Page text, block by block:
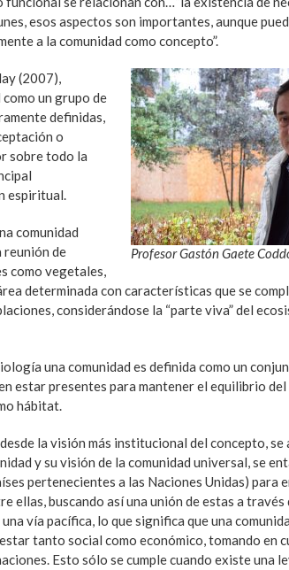
esos aspectos son importantes, aunque
a la comunidad como concepto”.
Profesor Gastón Gaete
(2007),
un grupo de
definidas,
o
sobre todo la
espiritual.
comunidad
reunión de
como vegetales,
determinada con características que se
considerándose la “parte viva” del
una comunidad es definida como un
estar presentes para mantener el equilibrio del
hábitat.
la visión más institucional del concepto, se
y su visión de la comunidad universal, se
pertenecientes a las Naciones Unidas) para
ellas, buscando así una unión de estas a
una vía pacífica, lo que significa que una
tanto social como económico, tomando en
Esto sólo se cumple cuando existe una